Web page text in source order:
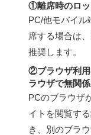
①離席時のロッ
PC/他モバイル
席する場合は
推奨します。
②ブラウザ利用
ラウザで無関
PCのブラウザ
イトを閲覧す
き、別のブラ